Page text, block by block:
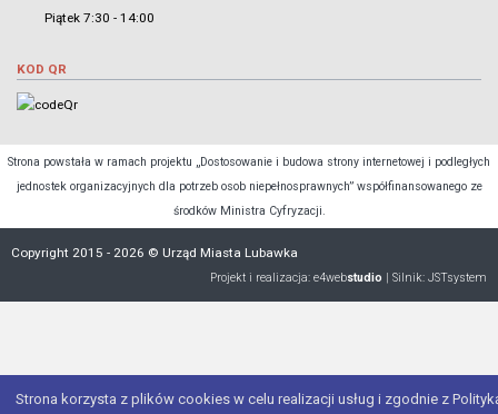
Strona korzysta z plików cookies w celu realizacji usług i zgodnie z
Piątek 7:30 - 14:00
KOD QR
Strona powstała w ramach projektu „Dostosowanie i budowa strony internetowej i podległych
jednostek organizacyjnych dla potrzeb osob niepełnosprawnych” współfinansowanego ze
środków Ministra Cyfryzacji.
Copyright 2015 - 2026 © Urząd Miasta Lubawka
Projekt i realizacja: e4webstudio | Silnik: JSTsystem